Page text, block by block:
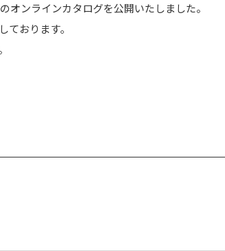
オンラインカタログを公開いたしました。
ております。